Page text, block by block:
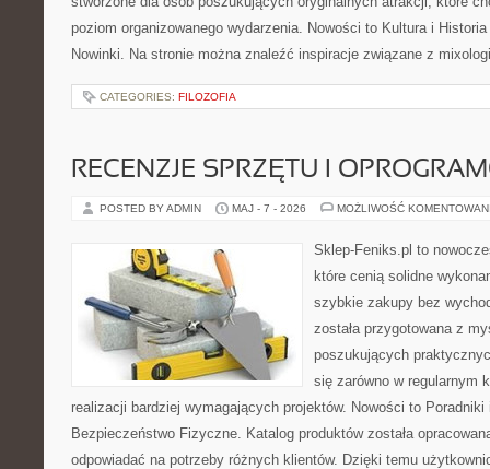
poziom organizowanego wydarzenia. Nowości to Kultura i
Nowinki. Na stronie można znaleźć inspiracje związane z
CATEGORIES: FILOZOFIA
RECENZJE SPRZĘTU I
POSTED BY ADMIN MAJ - 7 - 2026 MOŻLIWOŚĆ
Sklep-Feniks.pl to
które cenią solidne
szybkie zakupy bez
została przygotowana z
poszukujących
się zarówno w regularnym
realizacji bardziej wymagających projektów. Nowości to
Bezpieczeństwo Fizyczne. Katalog produktów została
odpowiadać na potrzeby różnych klientów. Dzięki temu